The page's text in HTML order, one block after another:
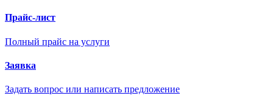
Прайс-лист
Полный прайс на услуги
Заявка
Задать вопрос или написать предложение